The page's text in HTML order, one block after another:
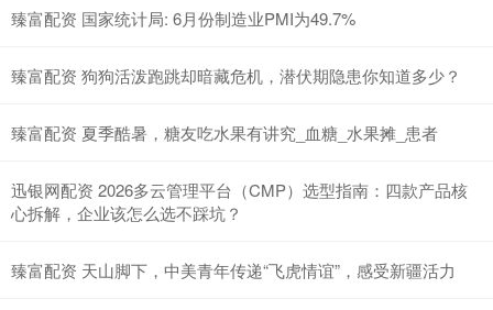
臻富配资 国家统计局: 6月份制造业PMI为49.7%
臻富配资 狗狗活泼跑跳却暗藏危机，潜伏期隐患你知道多少？
臻富配资 夏季酷暑，糖友吃水果有讲究_血糖_水果摊_患者
迅银网配资 2026多云管理平台（CMP）选型指南：四款产品核
心拆解，企业该怎么选不踩坑？
臻富配资 天山脚下，中美青年传递“飞虎情谊”，感受新疆活力